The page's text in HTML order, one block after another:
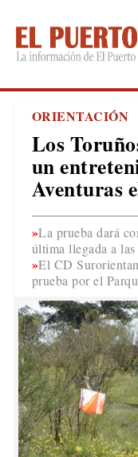
ORIENTACIÓN
Los
un
Aventuras
La prueba dará
última llegada a
El CD
prueba por el